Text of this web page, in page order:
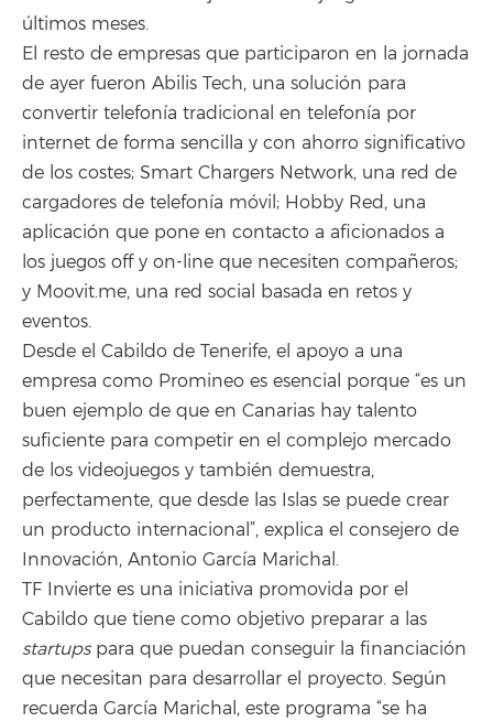
últimos meses.
El resto de empresas que participaron en la jornada
de ayer fueron Abilis Tech, una solución para
convertir telefonía tradicional en telefonía por
internet de forma sencilla y con ahorro significativo
de los costes; Smart Chargers Network, una red de
cargadores de telefonía móvil; Hobby Red, una
aplicación que pone en contacto a aficionados a
los juegos off y on-line que necesiten compañeros;
y Moovit.me, una red social basada en retos y
eventos.
Desde el Cabildo de Tenerife, el apoyo a una
empresa como Promineo es esencial porque “es un
buen ejemplo de que en Canarias hay talento
suficiente para competir en el complejo mercado
de los videojuegos y también demuestra,
perfectamente, que desde las Islas se puede crear
un producto internacional”, explica el consejero de
Innovación, Antonio García Marichal.
TF Invierte es una iniciativa promovida por el
Cabildo que tiene como objetivo preparar a las
startupspara que puedan conseguir la financiación
que necesitan para desarrollar el proyecto. Según
recuerda García Marichal, este programa “se ha